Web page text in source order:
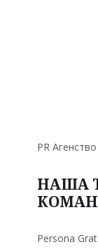
PR
НАША
Persona